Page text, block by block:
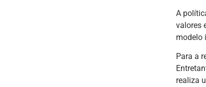
A
valores
modelo
Para a
realiza